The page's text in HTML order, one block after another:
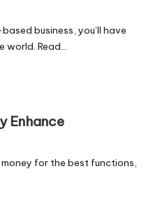
business, you’ll have
Read…
Enhance
for the best functions,